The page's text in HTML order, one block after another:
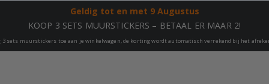
Geldig tot en met 9 Augustus
KOOP 3 SETS MUURSTICKERS – BETAAL ER MAAR 2!
3 sets muurstickers toe aan je winkelwagen, de korting wordt automatisch verrekend bij het